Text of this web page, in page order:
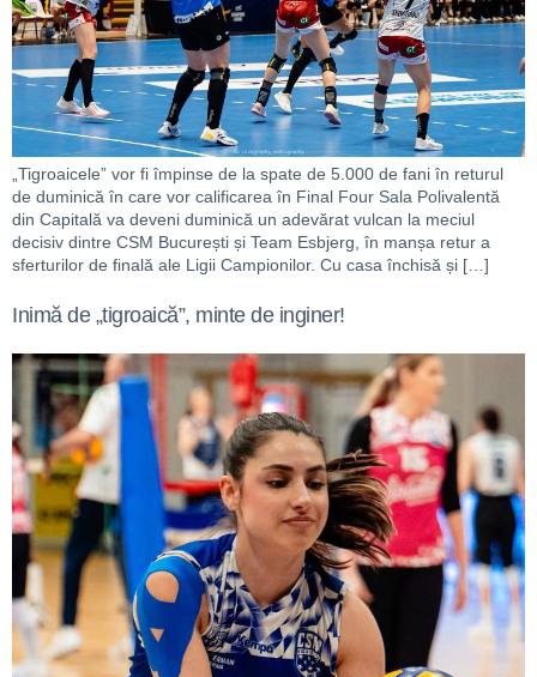
„Tigroaicele” vor fi împinse de la spate de 5.000 de fani în returul
de duminică în care vor calificarea în Final Four Sala Polivalentă
din Capitală va deveni duminică un adevărat vulcan la meciul
decisiv dintre CSM București și Team Esbjerg, în manșa retur a
sferturilor de finală ale Ligii Campionilor. Cu casa închisă și […]
Inimă de „tigroaică”, minte de inginer!